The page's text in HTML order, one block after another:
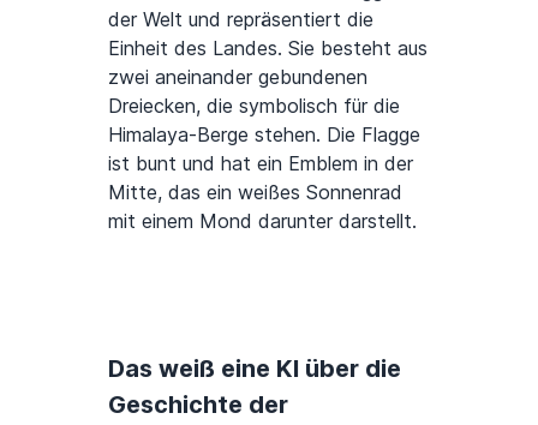
der Welt und repräsentiert die
Einheit des Landes. Sie besteht aus
zwei aneinander gebundenen
Dreiecken, die symbolisch für die
Himalaya-Berge stehen. Die Flagge
ist bunt und hat ein Emblem in der
Mitte, das ein weißes Sonnenrad
mit einem Mond darunter darstellt.
Das weiß eine KI über die
Geschichte der